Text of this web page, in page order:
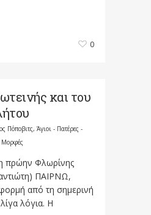
0
και του
Πόποβιτς, Άγιοι - Πατέρες -
Μορφές
πρώην Φλωρίνης
ΠΑΙΡΝΩ,
από τη σημερινή
λόγια. Η